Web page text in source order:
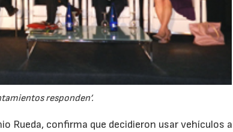
responden’.
Rueda, confirma que decidieron usar vehículos a